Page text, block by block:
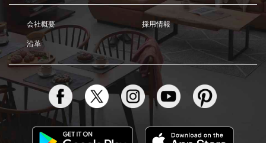
会社概要 採用情報
沿革